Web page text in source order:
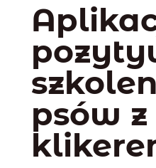
psów z